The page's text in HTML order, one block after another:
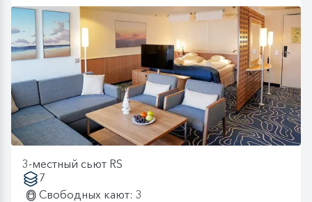
3-местный сьют RS
7
Свободных кают: 3